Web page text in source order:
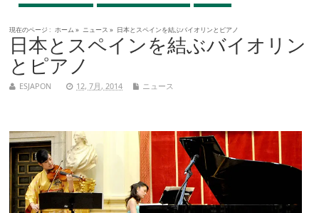
現在のページ : ホーム » ニュース » 日本とスペインを結ぶバイオリンとピアノ
日本とスペインを結ぶバイオリン
とピアノ
ESJAPON 12, 7月, 2014 ニュース